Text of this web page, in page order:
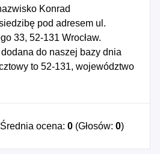
Konrad
pod adresem ul.
33, 52-131 Wrocław.
dodana do naszej bazy dnia
to 52-131, województwo
Wrocław. Numer
to 544966514. Data
Średnia ocena: 0 (Głosów: 0)